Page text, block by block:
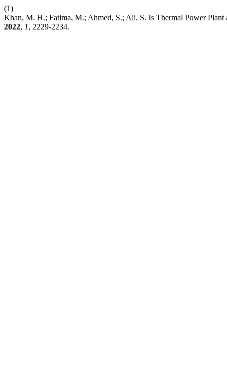
(1)
Khan, M. H.; Fatima, M.; Ahmed, S.; Ali, S. Is Thermal Power
2022, 1, 2229-2234.